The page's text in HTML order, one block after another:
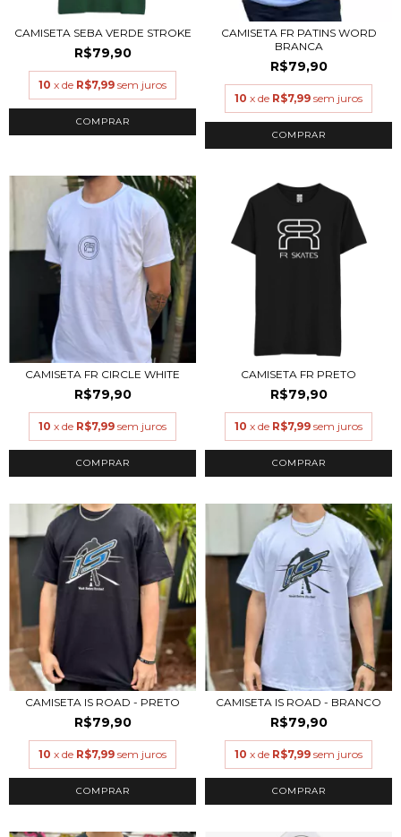
CAMISETA SEBA VERDE STROKE
R$79,90
10 x de R$7,99 sem juros
COMPRAR
CAMISETA FR PATINS WORD
BRANCA
R$79,90
10 x de R$7,99 sem juros
COMPRAR
CAMISETA FR CIRCLE WHITE
R$79,90
10 x de R$7,99 sem juros
COMPRAR
CAMISETA FR PRETO
R$79,90
10 x de R$7,99 sem juros
COMPRAR
CAMISETA IS ROAD - PRETO
R$79,90
10 x de R$7,99 sem juros
COMPRAR
CAMISETA IS ROAD - BRANCO
R$79,90
10 x de R$7,99 sem juros
COMPRAR